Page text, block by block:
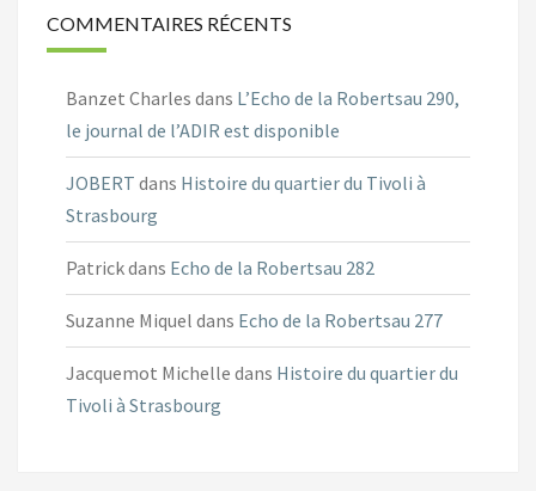
COMMENTAIRES RÉCENTS
Banzet Charles dans L’Echo de la Robertsau 290,
le journal de l’ADIR est disponible
JOBERT dans Histoire du quartier du Tivoli à
Strasbourg
Patrickdans Echo de la Robertsau 282
Suzanne Miquel dans Echo de la Robertsau 277
Jacquemot Michelle dans Histoire du quartier du
Tivoli à Strasbourg